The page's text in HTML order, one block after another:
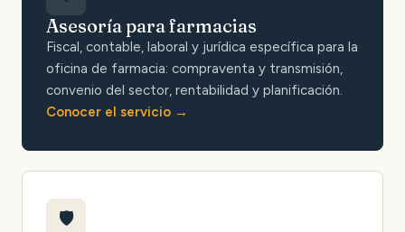
Asesoría para farmacias
Fiscal, contable, laboral y jurídica específica para la
oficina de farmacia: compraventa y transmisión,
convenio del sector, rentabilidad y planificación.
Conocer el servicio
🛡️